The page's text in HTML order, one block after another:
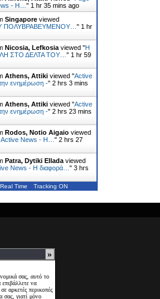
- Η… " 1 hr 35 mins ago
Singapore viewed
ΠΟΛΥΒΡΑΒΕΥΜΕΝΟΥ… " 1 hr
Nicosia, Lefkosia viewed "Η
ΣΤΟ ΔΕΛΤΑ ΤΟΥ… " 1 hr 59
Athens, Attiki viewed "Active
ενημέρωση -" 2 hrs 3 mins
Athens, Attiki viewed "Active
ενημέρωση -" 2 hrs 23 mins
Rodos, Notio Aigaio viewed
News - Η… " 2 hrs 27
Patra, Dytiki Ellada viewed
News - Η διαφορά… " 3 hrs
Real Time Tracking ON